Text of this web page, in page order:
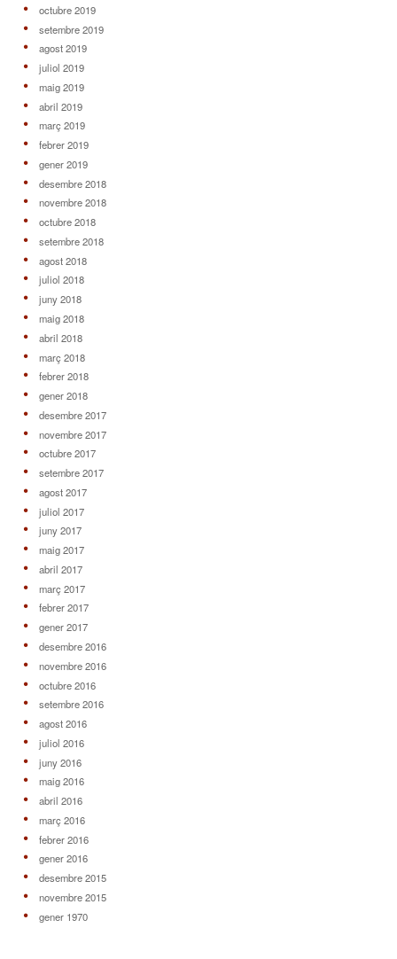
octubre 2019
setembre 2019
agost 2019
juliol 2019
maig 2019
abril 2019
març 2019
febrer 2019
gener 2019
desembre 2018
novembre 2018
octubre 2018
setembre 2018
agost 2018
juliol 2018
juny 2018
maig 2018
abril 2018
març 2018
febrer 2018
gener 2018
desembre 2017
novembre 2017
octubre 2017
setembre 2017
agost 2017
juliol 2017
juny 2017
maig 2017
abril 2017
març 2017
febrer 2017
gener 2017
desembre 2016
novembre 2016
octubre 2016
setembre 2016
agost 2016
juliol 2016
juny 2016
maig 2016
abril 2016
març 2016
febrer 2016
gener 2016
desembre 2015
novembre 2015
gener 1970